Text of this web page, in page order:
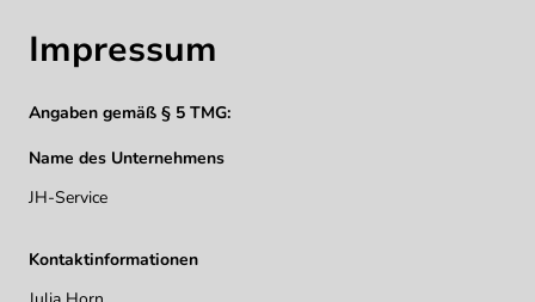
Impressum
Angaben gemäß § 5 TMG:
Name des Unternehmens
JH-Service
Kontaktinformationen